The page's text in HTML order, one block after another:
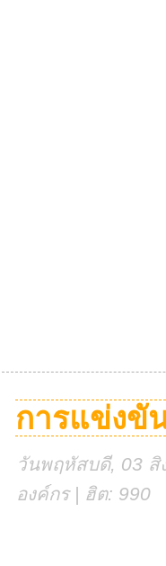
การแข่งขั
วันพฤหัสบดี, 03 สิ
องค์กร | ฮิต: 990